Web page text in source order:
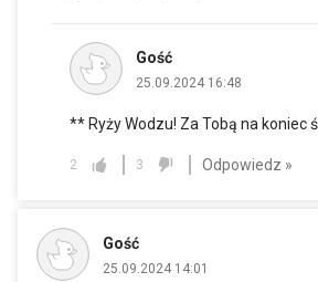
Gość
25.09.2024 16:48
** Ryży Wodzu! Za Tobą na koniec
2 3 Odpowiedz »
Gość
25.09.2024 14:01